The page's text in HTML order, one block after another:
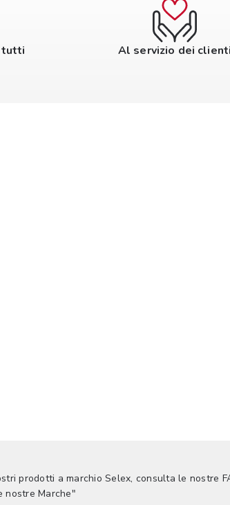
tutti Al servizio dei clienti
prodotti a marchio Selex, consulta le nostre
nostre Marche"